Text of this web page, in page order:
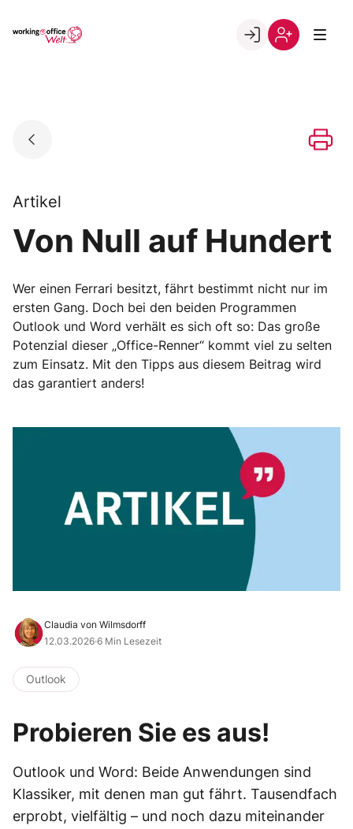
Go to landing page.
Artikel
Von Null auf Hundert
Wer einen Ferrari besitzt, fährt bestimmt nicht nur im
ersten Gang. Doch bei den beiden Programmen
Outlook und Word verhält es sich oft so: Das große
Potenzial dieser „Office-Renner“ kommt viel zu selten
zum Einsatz. Mit den Tipps aus diesem Beitrag wird
das garantiert anders!
Claudia von Wilmsdorff
12.03.2026·6 Min Lesezeit
Outlook
Probieren Sie es aus!
Outlook und Word: Beide Anwendungen sind
Klassiker, mit denen man gut fährt. Tausendfach
erprobt, vielfältig – und noch dazu miteinander